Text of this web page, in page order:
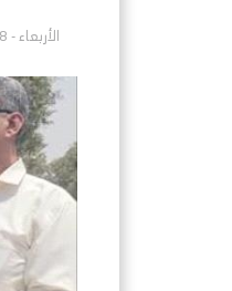
الأربعاء - 08 يوليو 2026 - 05:17 م بتوقيت عدن